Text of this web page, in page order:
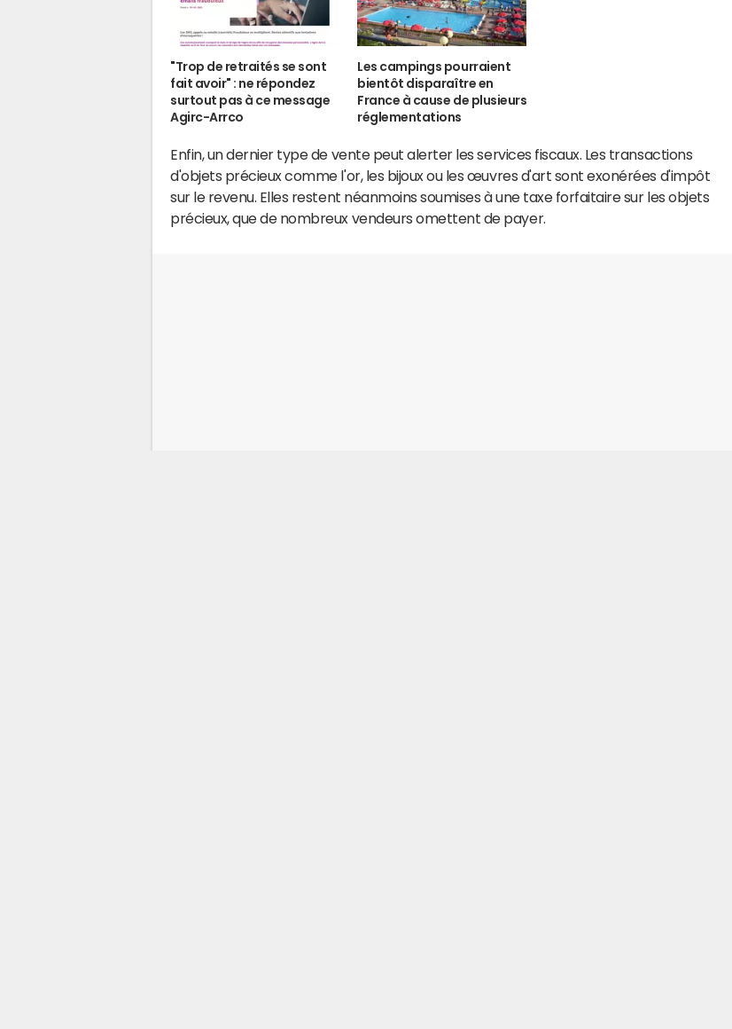
"Trop de retraités se sont
fait avoir" : ne répondez
surtout pas à ce message
Agirc-Arrco
Les campings pourraient
bientôt disparaître en
France à cause de plusieurs
réglementations
Enfin, un dernier type de vente peut alerter les services fiscaux. Les transactions
d'objets précieux comme l'or, les bijoux ou les œuvres d'art sont exonérées d'impôt
sur le revenu. Elles restent néanmoins soumises à une taxe forfaitaire sur les objets
précieux, que de nombreux vendeurs omettent de payer.